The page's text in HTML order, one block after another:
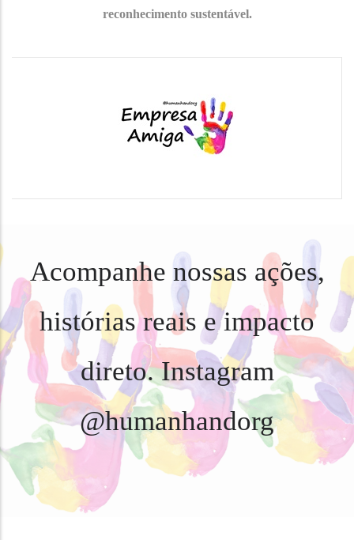
reconhecimento sustentável.
Acompanhe nossas ações,
histórias reais e impacto
direto. Instagram
@humanhandorg